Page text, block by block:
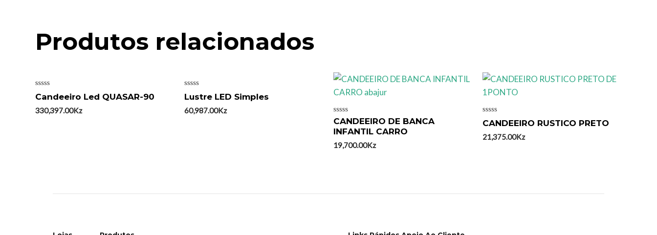
Produtos relacionados
Avaliação
0
de
5
Candeeiro Led QUASAR-90
330,397.00Kz
Avaliação
0
de
5
Lustre LED Simples
60,987.00Kz
Avaliação
0
de
CANDEEIRO DE BANCA
INFANTIL CARRO
19,700.00Kz
Avaliação
0
de
5
CANDEEIRO RUSTICO PRETO
21,375.00Kz